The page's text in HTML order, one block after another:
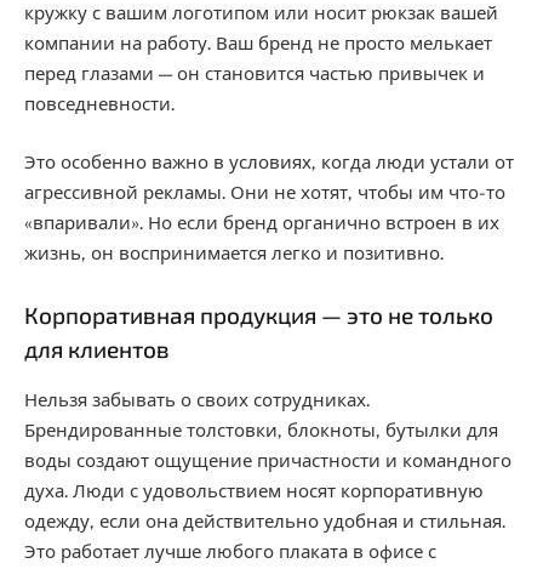
кружку с вашим логотипом или носит рюкзак вашей
компании на работу. Ваш бренд не просто мелькает
перед глазами — он становится частью привычек и
повседневности.
Это особенно важно в условиях, когда люди устали от
агрессивной рекламы. Они не хотят, чтобы им что-то
«впаривали». Но если бренд органично встроен в их
жизнь, он воспринимается легко и позитивно.
Корпоративная продукция — это не только
для клиентов
Нельзя забывать о своих сотрудниках.
Брендированные толстовки, блокноты, бутылки для
воды создают ощущение причастности и командного
духа. Люди с удовольствием носят корпоративную
одежду, если она действительно удобная и стильная.
Это работает лучше любого плаката в офисе с